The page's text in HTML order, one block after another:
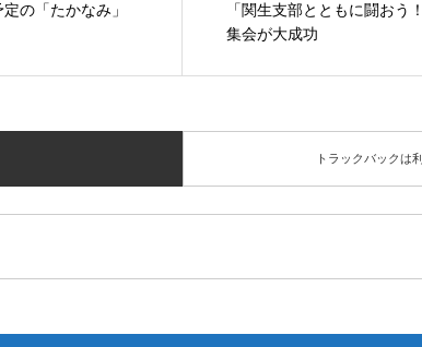
の「たかなみ」
「関生支部とともに闘お
集会が大成功
トラックバックは